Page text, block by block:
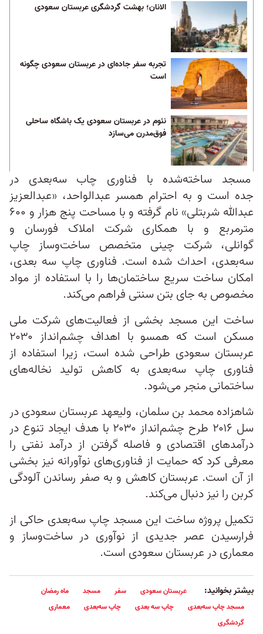
الانان؛ بهشت گردشگری عربستان سعودی
تجربه سفر جاده‌ای در عربستان سعودی چگونه
است
نئوم در عربستان سعودی یک باشگاه ساحلی
فوق‌مدرن می‌سازد
مسجد ساخته‌شده با فناوری چاب سه‌بعدی در
جده است و به احترام همسر عبدالواحد، «عبدالعزیز
عبدالله شربتلی» نام گرفته و با مساحت پنج هزار و ۶۰۰
مترمربع و با همکاری شرکت املاک فورسان و
گوانلی‌، شرکت چینی متخصص ساخت‌وساز چاپ
سه‌بعدی‌، احداث شده است. فناوری چاپ سه بعدی،
امکان ساخت سریع ساختمان‌ها را با استفاده از مواد
مخصوص به جای بتن سنتی فراهم می‌کند.
ساخت این مسجد بخشی از فعالیت‌های شرکت ملی
مسکن است که همسو با اهداف چشم‌انداز ۲۰۳۰
عربستان سعودی طراحی شده است، زیرا استفاده از
فناوری چاپ سه‌بعدی به کاهش تولید نخاله‌های
ساختمانی منجر می‌شود.
شاهزاده محمد بن سلمان، ولیعهد عربستان سعودی در
سل ۲۰۱۶ طرح چشم‌انداز ۲۰۳۰ با هدف ایجاد تنوع در
درآمدهای اقتصادی و فاصله گرفتن از درآمد نفتی را
معرفی کرد که حمایت از فناوری‌های نوآورانه نیز بخشی
از آن است. عربستان کاهش و به صفر رساندن آلودگی
کربن را نیز دنبال می‌کند.
تکمیل پروژه ساخت این مسجد چاپ سه‌بعدی حاکی از
فرارسیدن عصر جدیدی از نوآوری در ساخت‌وساز و
معماری در عربستان سعودی است.
بیشتر بخوانید: عربستان سعودی سفر مسجد
ماه رمضان
مسجد چاپ سه‌بعدی
چاپ سه بعدی چاپ سه‌بعدی
معماری
گردشگری